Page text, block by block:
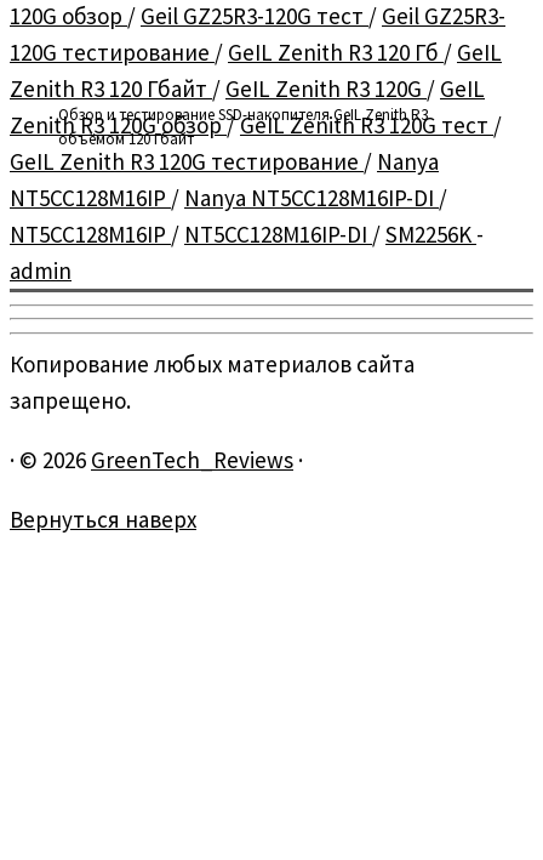
Обзор и тестирование SSD-накопителя GeIL Zenith R3
объёмом 120 Гбайт
120G обзор / Geil GZ25R3-120G тест / Geil GZ25R3-
120G тестирование / GeIL Zenith R3 120 Гб / GeIL
Zenith R3 120 Гбайт / GeIL Zenith R3 120G / GeIL
Zenith R3 120G обзор/GeIL Zenith R3 120G тест /
GeIL Zenith R3 120G тестирование / Nanya
NT5CC128M16IP / Nanya NT5CC128M16IP-DI /
NT5CC128M16IP / NT5CC128M16IP-DI /SM2256K -
admin
Копирование любых материалов сайта
запрещено.
· © 2026 GreenTech_Reviews ·
Вернуться наверх